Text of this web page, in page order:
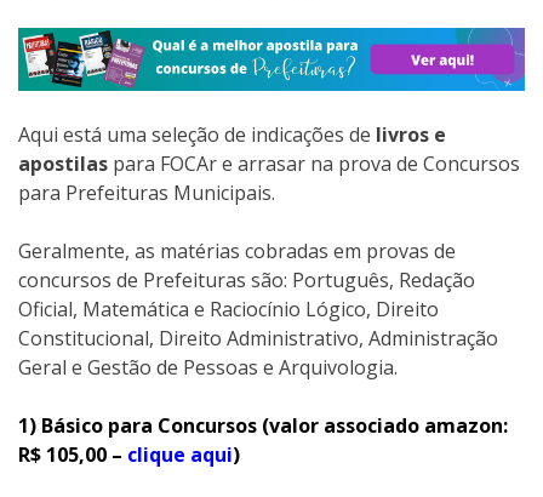
Aqui está uma seleção de indicações de livros e
apostilas para FOCAr e arrasar na prova de Concursos
para Prefeituras Municipais.
Geralmente, as matérias cobradas em provas de
concursos de Prefeituras são: Português, Redação
Oficial, Matemática e Raciocínio Lógico, Direito
Constitucional, Direito Administrativo, Administração
Geral e Gestão de Pessoas e Arquivologia.
1) Básico para Concursos (valor associado amazon:
R$ 105,00 – clique aqui)